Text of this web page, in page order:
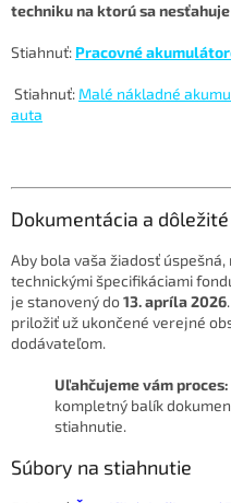
techniku na ktorú sa
Stiahnuť: Pracovné
Stiahnuť: Malé nákladné
auta
Dokumentácia a
Aby bola vaša žiadosť
technickými špecifikáciami
je stanovený do13. apríla 2026
priložiť už ukončené verejné
dodávateľom.
Uľahčujeme vám proces:
kompletný balík
stiahnutie.
Súbory na stiahnutie